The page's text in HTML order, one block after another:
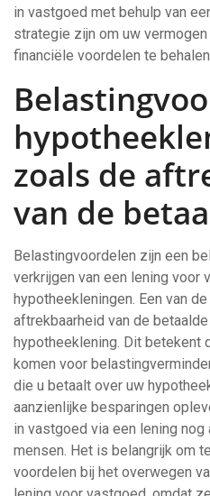
in vastgoed met behulp van
strategie zijn om uw
financiële voordelen te
zoals de
van de
Belastingvoordelen zijn een
verkrijgen van een lening voor
hypotheekleningen. Een van
aftrekbaarheid van de
hypotheeklening. Dit betekent
komen voor
die u betaalt over uw
aanzienlijke besparingen
in vastgoed via een lening
mensen. Het is belangrijk om
voordelen bij het overwegen